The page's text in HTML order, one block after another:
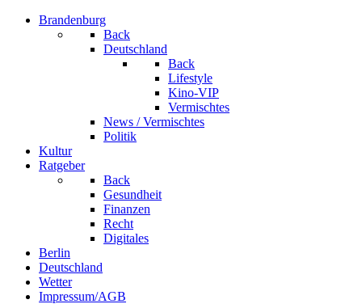
Brandenburg
Back
Deutschland
Back
Lifestyle
Kino-VIP
Vermischtes
News / Vermischtes
Politik
Kultur
Ratgeber
Back
Gesundheit
Finanzen
Recht
Digitales
Berlin
Deutschland
Wetter
Impressum/AGB